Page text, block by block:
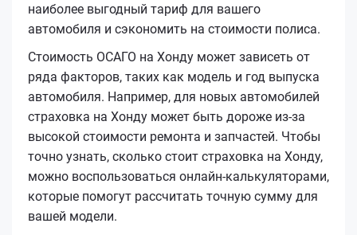
наиболее выгодный тариф для вашего
автомобиля и сэкономить на стоимости полиса.
Стоимость ОСАГО на Хонду может зависеть от
ряда факторов, таких как модель и год выпуска
автомобиля. Например, для новых автомобилей
страховка на Хонду может быть дороже из-за
высокой стоимости ремонта и запчастей. Чтобы
точно узнать, сколько стоит страховка на Хонду,
можно воспользоваться онлайн-калькуляторами,
которые помогут рассчитать точную сумму для
вашей модели.